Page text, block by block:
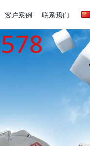
客户案例 联系我们